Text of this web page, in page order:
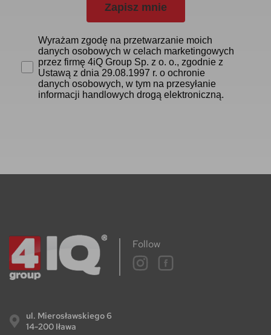
Zapisz mnie
Wyrażam zgodę na przetwarzanie moich
danych osobowych w celach marketingowych
przez firmę 4iQ Group Sp. z o. o., zgodnie z
Ustawą z dnia 29.08.1997 r. o ochronie
danych osobowych, w tym na przesyłanie
informacji handlowych drogą elektroniczną.
Follow
ul. Mierosławskiego 6
14-200 Iława